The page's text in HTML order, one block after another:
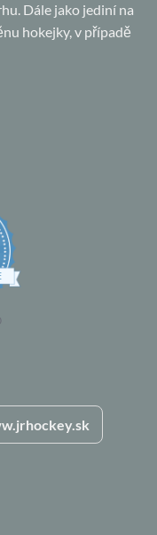
Dále jako jediní na
hokejky, v případě